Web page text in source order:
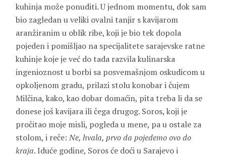
kuhinja može ponuditi. U jednom momentu, dok sam
bio zagledan u veliki ovalni tanjir s kavijarom
aranžiranim u oblik ribe, koji je bio tek dopola
pojeden i pomišljao na specijalitete sarajevske ratne
kuhinje koje je već do tada razvila kulinarska
ingenioznost u borbi sa posvemašnjom oskudicom u
opkoljenom gradu, prilazi stolu konobar i čujem
Milčina, kako, kao dobar domaćin, pita treba li da se
donese još kavijara ili čega drugog. Soros, koji je
pročitao moje misli, pogleda u mene, pa u ostale za
stolom, i reče:Ne, hvala, prvo da pojedemo ovo do
kraja. Iduće godine, Soros će doći u Sarajevo i